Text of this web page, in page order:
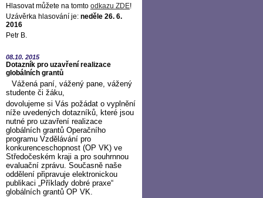
Hlasovat můžete na tomto odkazu ZDE!
Uzávěrka hlasování je: neděle 26. 6.
2016
Petr B.
08.10. 2015
Dotazník pro uzavření realizace
globálních grantů
Vážená paní, vážený pane, vážený
studente či žáku,
dovolujeme si Vás požádat o vyplnění
níže uvedených dotazníků, které jsou
nutné pro uzavření realizace
globálních grantů Operačního
programu Vzdělávání pro
konkurenceschopnost (OP VK) ve
Středočeském kraji a pro souhrnnou
evaluační zprávu. Současně naše
oddělení připravuje elektronickou
publikaci „Příklady dobré praxe“
globálních grantů OP VK.